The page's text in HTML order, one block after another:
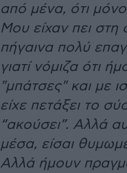
από μένα, ότι
Μου είχαν πει στη
πήγαινα πολύ
γιατί νόμιζα ότι
"μπάτσες" και με
είχε πετάξει το
“ακούσει”. Αλλά
μέσα, είσαι
Αλλά ήμουν